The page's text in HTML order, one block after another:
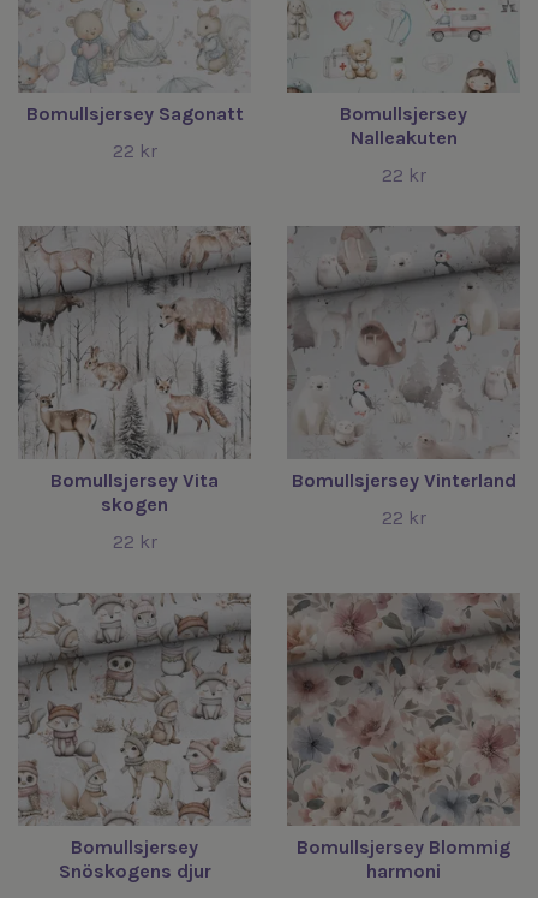
Bomullsjersey Sagonatt
22 kr
Bomullsjersey
Nalleakuten
22 kr
Bomullsjersey Vita
skogen
22 kr
Bomullsjersey Vinterland
22 kr
Bomullsjersey
Snöskogens djur
Bomullsjersey Blommig
harmoni